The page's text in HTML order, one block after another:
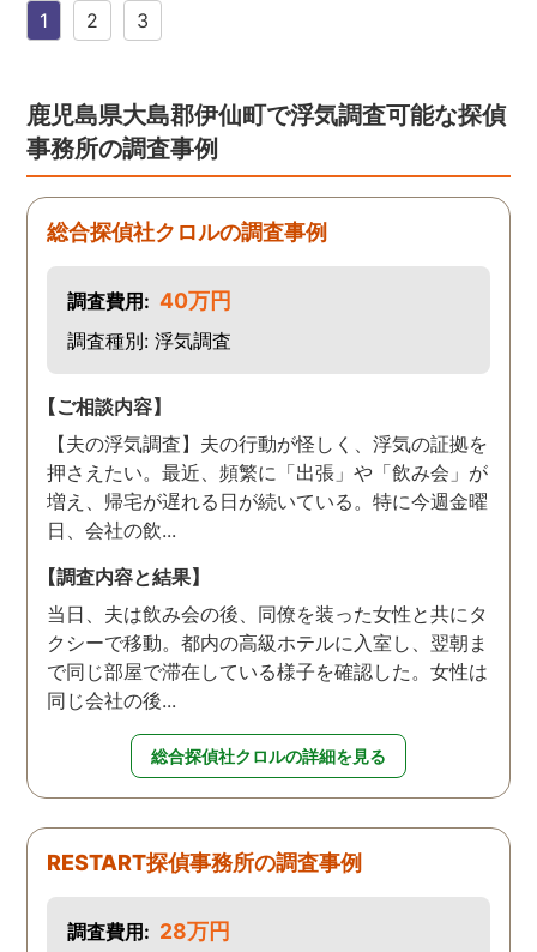
言えないですが、それでも
依頼させていただきまし
た。 調査も私の望む結果を
得るべく、尽力して頂き、
密に連絡をいただきなが
ら、丁寧に対応してくださ
きました。 サポートの方
も、不安で日々辛い気持ち
対応して頂いた上に、かな
り迅速に弁護士に関するア
ドバイスを頂き繋いで下さ
った事、本当に感謝してい
ます。
をお勧め致します。 今
1 2 3
鹿児島県大島郡伊仙町で浮気調査可能な探偵
事務所の調査事例
総合探偵社クロルの調査事例
調査費用: 40万円
調査種別: 浮気調査
【ご相談内容】
【夫の浮気調査】夫の行動が怪しく、浮気の証拠を
押さえたい。最近、頻繁に「出張」や「飲み会」が
増え、帰宅が遅れる日が続いている。特に今週金曜
日、会社の飲...
【調査内容と結果】
当日、夫は飲み会の後、同僚を装った女性と共にタ
クシーで移動。都内の高級ホテルに入室し、翌朝ま
で同じ部屋で滞在している様子を確認した。女性は
同じ会社の後...
総合探偵社クロルの詳細を見る
RESTART探偵事務所の調査事例
調査費用: 28万円